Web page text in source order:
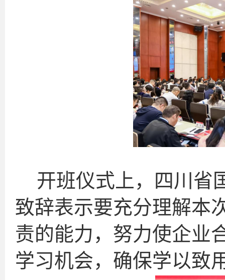
开班仪式上，四川省
致辞表示要充分理解本
责的能力，努力使企业
学习机会，确保学以致